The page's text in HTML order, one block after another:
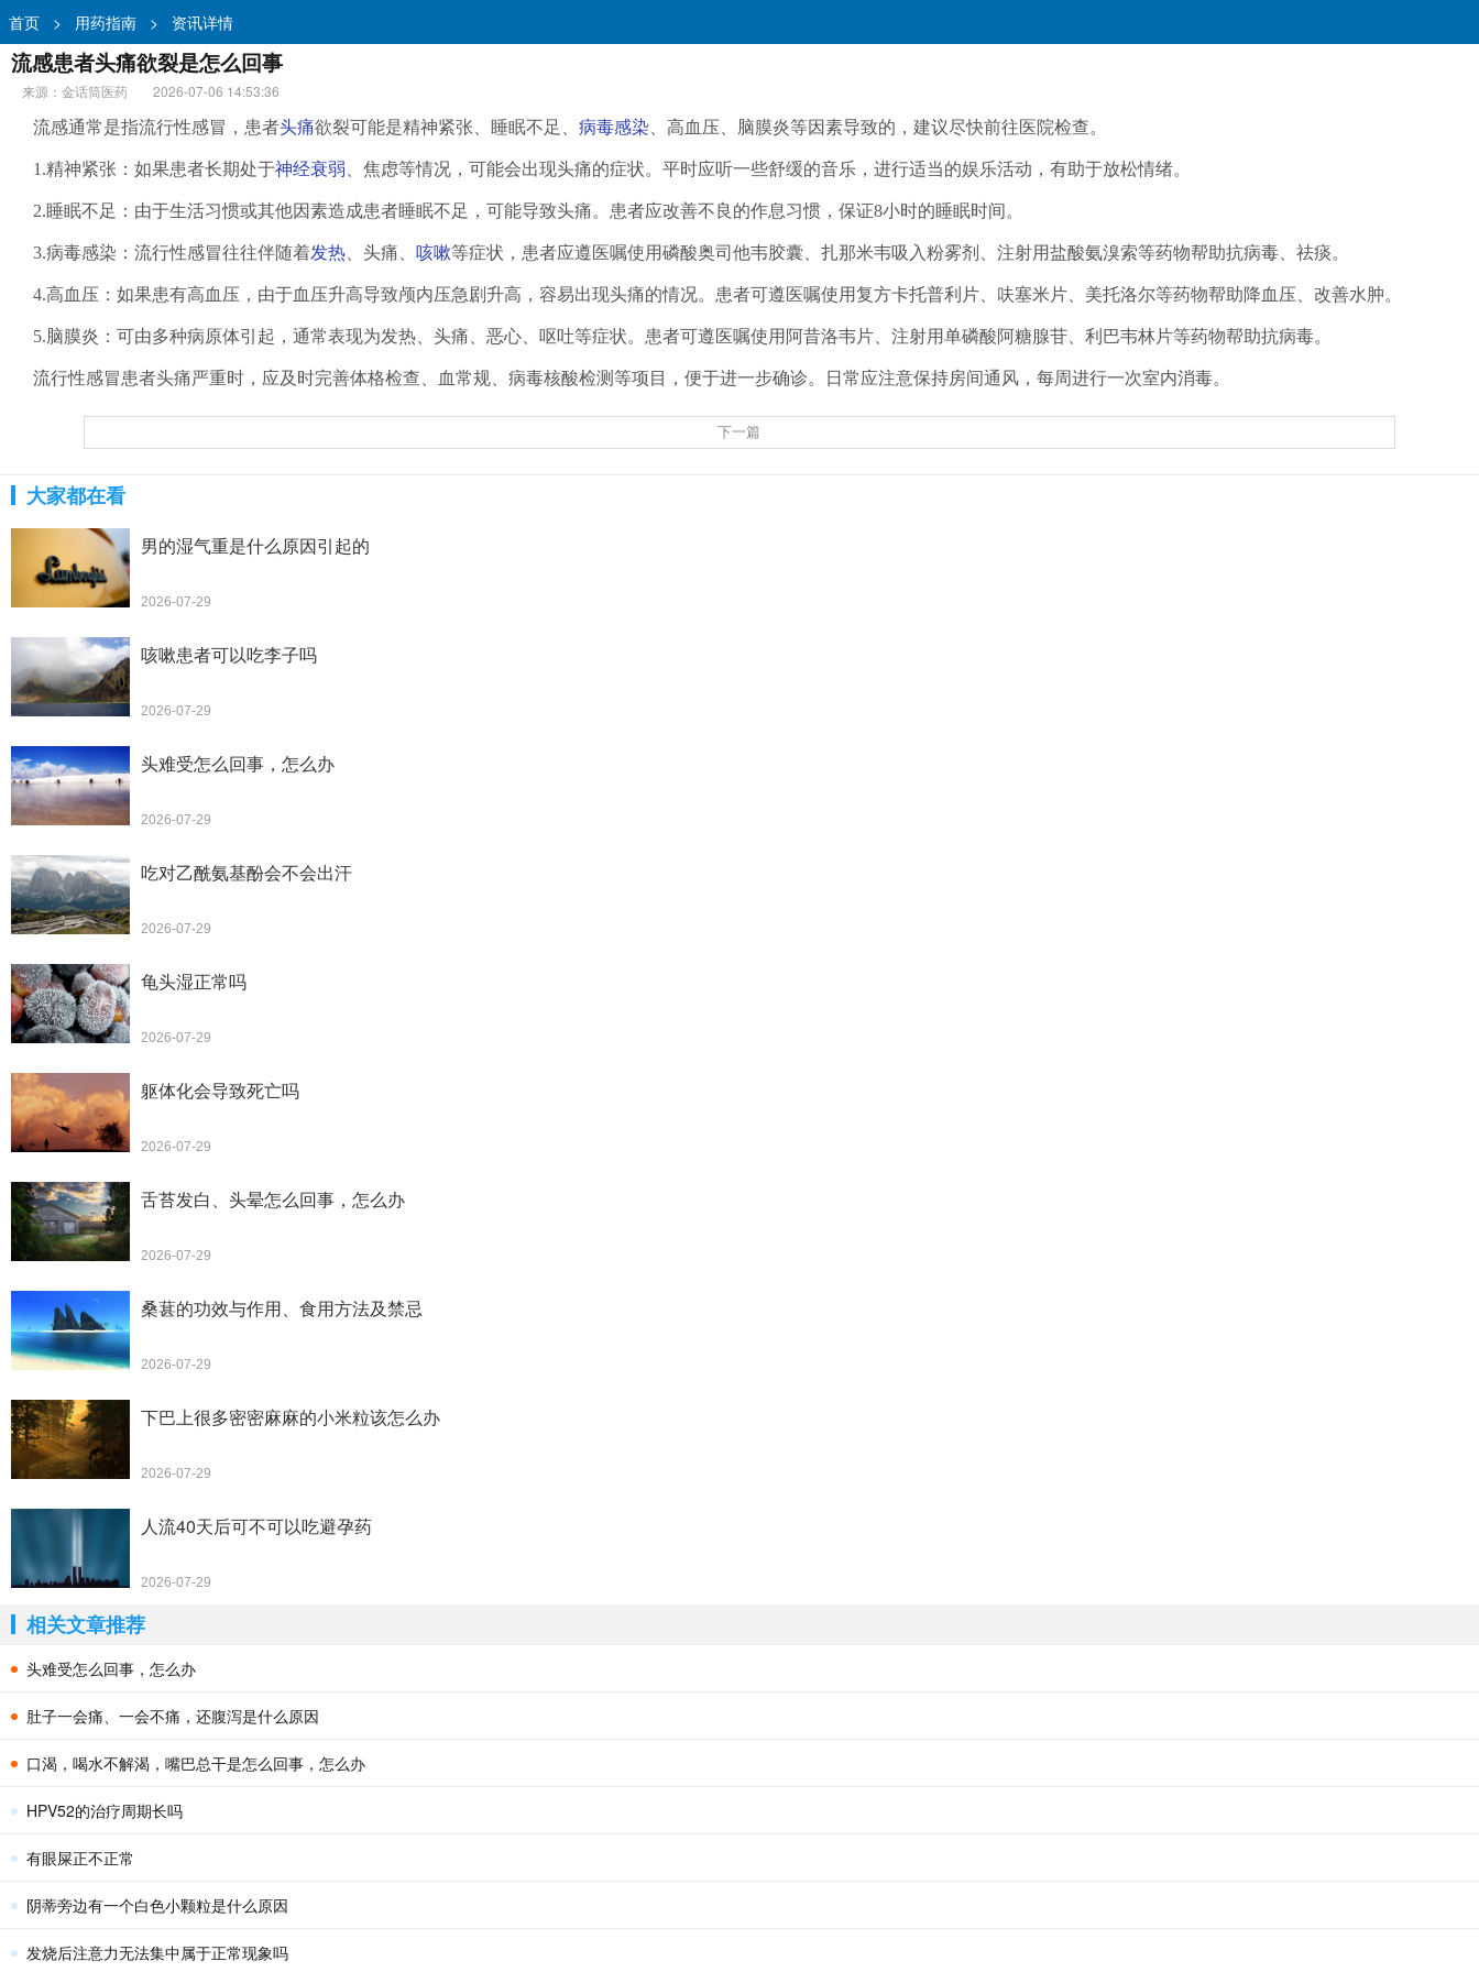
首页 > 用药指南 > 资讯详情
流感患者头痛欲裂是怎么回事
来源：金话筒医药
2026-07-06 14:53:36
流感通常是指流行性感冒，患者头痛欲裂可能是精神紧张、睡眠不足、 病毒感染 、高血压、脑膜炎等因素导致的，建议尽快前往医院检查。
1.精神紧张：如果患者长期处于神经衰弱 、焦虑等情况，可能会出现头痛的症状。平时应听一些舒缓的音乐，进行适当的娱乐活动，有助于放松情绪。
2.睡眠不足：由于生活习惯或其他因素造成患者睡眠不足，可能导致头痛。患者应改善不良的作息习惯，保证8小时的睡眠时间。
3.病毒感染：流行性感冒往往伴随着发热 、头痛、 咳嗽等症状，患者应遵医嘱使用磷酸奥司他韦胶囊、扎那米韦吸入粉雾剂、注射用盐酸氨溴索等药物帮助抗病毒、祛痰。
4.高血压：如果患有高血压，由于血压升高导致颅内压急剧升高，容易出现头痛的情况。患者可遵医嘱使用复方卡托普利片、呋塞米片、美托洛尔等药物帮助降血压、改善水肿。
5.脑膜炎：可由多种病原体引起，通常表现为发热、头痛、恶心、呕吐等症状。患者可遵医嘱使用阿昔洛韦片、注射用单磷酸阿糖腺苷、利巴韦林片等药物帮助抗病毒。
流行性感冒患者头痛严重时，应及时完善体格检查、血常规、病毒核酸检测等项目，便于进一步确诊。日常应注意保持房间通风，每周进行一次室内消毒。
下一篇
大家都在看
男的湿气重是什么原因引起的
2026-07-29
咳嗽患者可以吃李子吗
2026-07-29
头难受怎么回事，怎么办
2026-07-29
吃对乙酰氨基酚会不会出汗
2026-07-29
龟头湿正常吗
2026-07-29
躯体化会导致死亡吗
2026-07-29
舌苔发白、头晕怎么回事，怎么办
2026-07-29
桑葚的功效与作用、食用方法及禁忌
2026-07-29
下巴上很多密密麻麻的小米粒该怎么办
2026-07-29
人流40天后可不可以吃避孕药
2026-07-29
相关文章推荐
头难受怎么回事，怎么办
肚子一会痛、一会不痛，还腹泻是什么原因
口渴，喝水不解渴，嘴巴总干是怎么回事，怎么办
HPV52的治疗周期长吗
有眼屎正不正常
阴蒂旁边有一个白色小颗粒是什么原因
发烧后注意力无法集中属于正常现象吗